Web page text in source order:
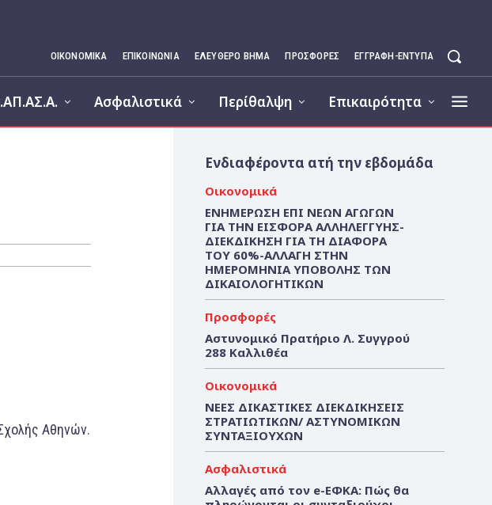
ΟΙΚΟΝΟΜΙΚΆ ΕΠΙΚΟΙΝΩΝΊΑ ΕΛΕΥΘΕΡΟ ΒΗΜΑ ΠΡΟΣΦΟΡΕΣ ΕΓΓΡΑΦΉ-ΈΝΤΥΠΑ
Ασφαλιστικά Περίθαλψη Επικαιρότητα
Αθηνών.
Ενδιαφέροντα ατή την εβδομάδα
Οικονομικά
ΕΝΗΜΕΡΩΣΗ ΕΠΙ ΝΕΩΝ ΑΓΩΓΩΝ
ΓΙΑ ΤΗΝ ΕΙΣΦΟΡΑ ΑΛΛΗΛΕΓΓΥΗΣ-
ΔΙΕΚΔΙΚΗΣΗ ΓΙΑ ΤΗ ΔΙΑΦΟΡΑ
ΤΟΥ 60%-ΑΛΛΑΓΗ ΣΤΗΝ
ΗΜΕΡΟΜΗΝΙΑ ΥΠΟΒΟΛΗΣ ΤΩΝ
ΔΙΚΑΙΟΛΟΓΗΤΙΚΩΝ
Προσφορές
Αστυνομικό Πρατήριο Λ. Συγγρού
288 Καλλιθέα
Οικονομικά
ΝΕΕΣ ΔΙΚΑΣΤΙΚΕΣ ΔΙΕΚΔΙΚΗΣΕΙΣ
ΣΤΡΑΤΙΩΤΙΚΩΝ/ ΑΣΤΥΝΟΜΙΚΩΝ
ΣΥΝΤΑΞΙΟΥΧΩΝ
Ασφαλιστικά
Αλλαγές από τον e-ΕΦΚΑ: Πώς θα